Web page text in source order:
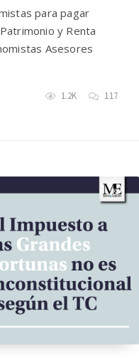
para pagar
y Renta
Asesores
1.2K 117